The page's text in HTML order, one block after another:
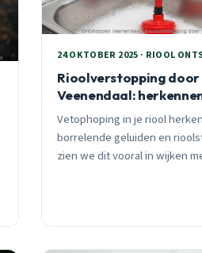
24 OKTOBER 2025 · RIOOL
Rioolverstopping
Veenendaal:
Vetophoping in je riool
borrelende geluiden en
zien we dit vooral in wijken